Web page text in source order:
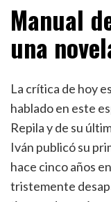
Manual
una
La crítica de hoy
hablado en este
Repila y de su
Iván publicó su
hace cinco años
tristemente